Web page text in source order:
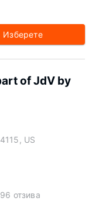
Изберете
of JdV by
US
отзива